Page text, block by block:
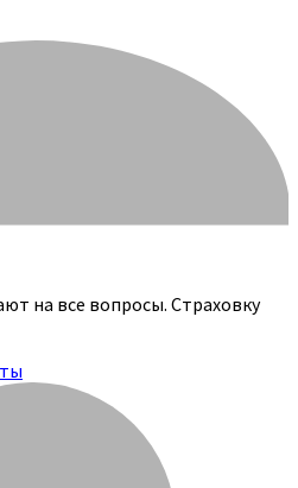
на все вопросы. Страховку